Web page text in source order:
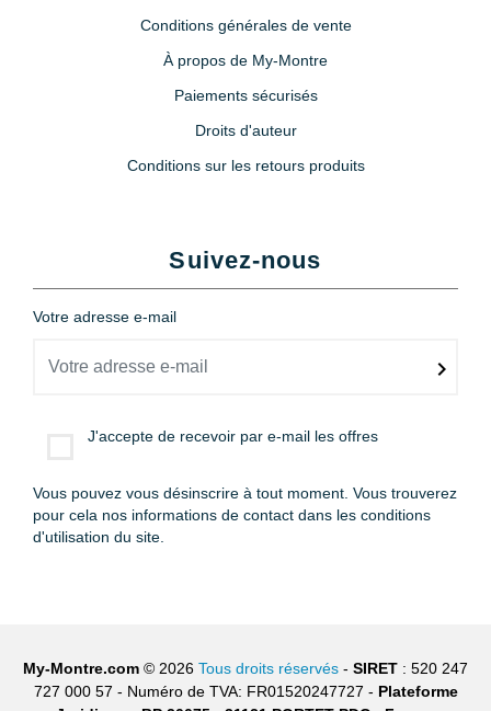
Conditions générales de vente
À propos de My-Montre
Paiements sécurisés
Droits d'auteur
Conditions sur les retours produits
Suivez-nous
Votre adresse e-mail
J'accepte de recevoir par e-mail les offres
Vous pouvez vous désinscrire à tout moment. Vous trouverez
pour cela nos informations de contact dans les conditions
d'utilisation du site.
My-Montre.com © 2026 Tous droits réservés - SIRET : 520 247
727 000 57 - Numéro de TVA: FR01520247727 - Plateforme